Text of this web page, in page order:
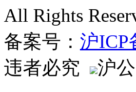
All Rights
备案号： 沪ICP
违者必究
沪